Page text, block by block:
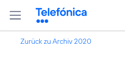
Zurück zu Archiv 2020